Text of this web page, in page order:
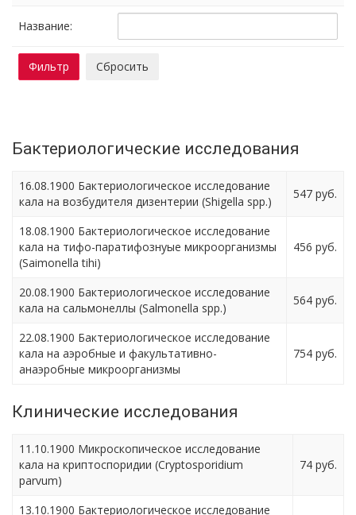
Название:
Бактериологические исследования
16.08.1900 Бактериологическое исследование
кала на возбудителя дизентерии (Shigella spp.)
547 руб.
18.08.1900 Бактериологическое исследование
кала на тифо-паратифознуые микроорганизмы
(Saimonella tihi)
456 руб.
20.08.1900 Бактериологическое исследование
кала на сальмонеллы (Salmonella spp.)
564 руб.
22.08.1900 Бактериологическое исследование
кала на аэробные и факультативно-
анаэробные микроорганизмы
754 руб.
Клинические исследования
11.10.1900 Микроскопическое исследование
кала на криптоспоридии (Cryptosporidium
parvum)
74 руб.
13.10.1900 Бактериологическое исследование